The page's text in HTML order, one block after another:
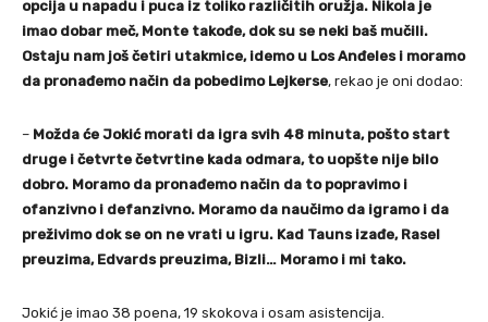
opcija u napadu i puca iz toliko različitih oružja. Nikola je
imao dobar meč, Monte takođe, dok su se neki baš mučili.
Ostaju nam još četiri utakmice, idemo u Los Anđeles i moramo
da pronađemo način da pobedimo Lejkerse, rekao je oni dodao:
– Možda će Jokić morati da igra svih 48 minuta, pošto start
druge i četvrte četvrtine kada odmara, to uopšte nije bilo
dobro. Moramo da pronađemo način da to popravimo i
ofanzivno i defanzivno. Moramo da naučimo da igramo i da
preživimo dok se on ne vrati u igru. Kad Tauns izađe, Rasel
preuzima, Edvards preuzima, Bizli… Moramo i mi tako.
Jokić je imao 38 poena, 19 skokova i osam asistencija.